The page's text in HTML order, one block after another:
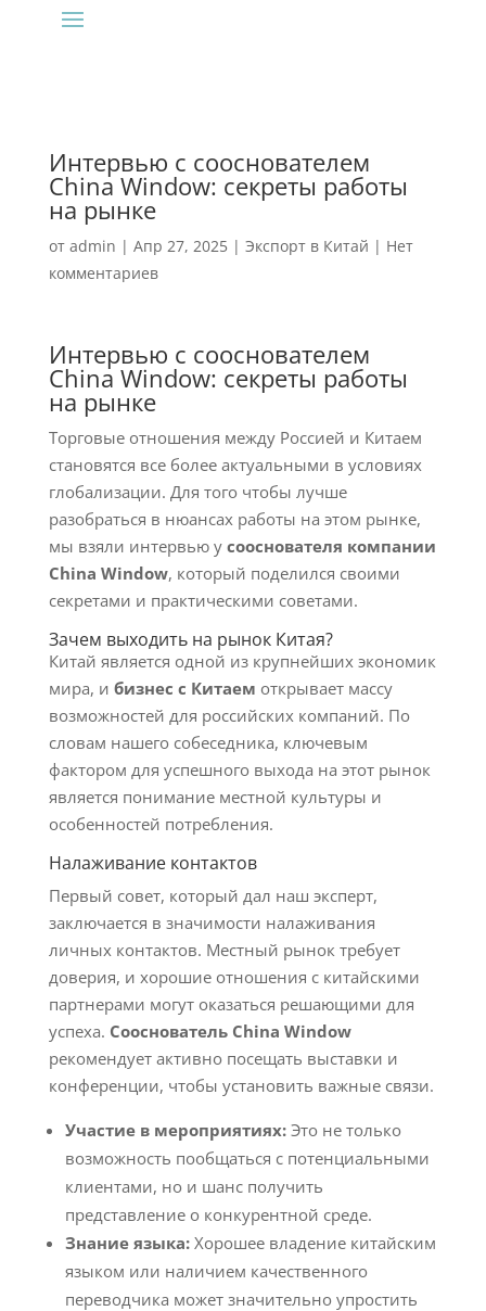
Интервью с сооснователем
China Window: секреты работы
на рынке
от admin | Апр 27, 2025| Экспорт в Китай | Нет
комментариев
Интервью с сооснователем
China Window: секреты работы
на рынке
Торговые отношения между Россией и Китаем
становятся все более актуальными в условиях
глобализации. Для того чтобы лучше
разобраться в нюансах работы на этом рынке,
мы взяли интервью у сооснователя компании
China Window, который поделился своими
секретами и практическими советами.
Зачем выходить на рынок Китая?
Китай является одной из крупнейших экономик
мира, и бизнес с Китаем открывает массу
возможностей для российских компаний. По
словам нашего собеседника, ключевым
фактором для успешного выхода на этот рынок
является понимание местной культуры и
особенностей потребления.
Налаживание контактов
Первый совет, который дал наш эксперт,
заключается в значимости налаживания
личных контактов. Местный рынок требует
доверия, и хорошие отношения с китайскими
партнерами могут оказаться решающими для
успеха. Сооснователь China Window
рекомендует активно посещать выставки и
конференции, чтобы установить важные связи.
Участие в мероприятиях:Это не только
возможность пообщаться с потенциальными
клиентами, но и шанс получить
представление о конкурентной среде.
Знание языка:Хорошее владение китайским
языком или наличием качественного
переводчика может значительно упростить